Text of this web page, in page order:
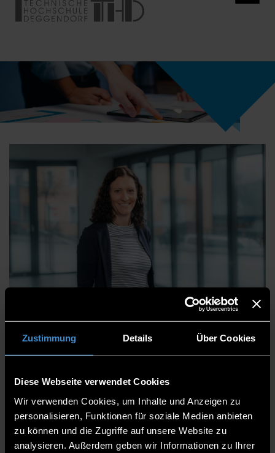
Zustimmung Details Über Cookies
Diese Webseite verwendet Cookies
Wir verwenden Cookies, um Inhalte und Anzeigen zu
personalisieren, Funktionen für soziale Medien anbieten
zu können und die Zugriffe auf unsere Website zu
analysieren. Außerdem geben wir Informationen zu Ihrer
Stefanie Hell
Zentrum für angewandte Forschung
Institut für angewandte Informatik - Technologie
Campus Freyung
Assistentin